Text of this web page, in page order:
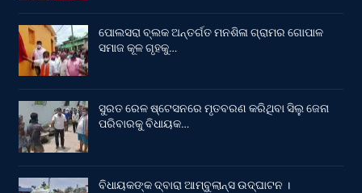
ପୋଲସରା ବ୍ଲକ ଅନ୍ତର୍ଗତ ମନଶିଳା ଗ୍ରାମର ଗୋପାଳ
ସମାଜ କୂଳ ଗୃହକୁ…
ସୁରତ ରେଳ ଷ୍ଟେସନରେ ମୃତବରଣ କରିଥିବା ସିଲୁ ଜେନା
ପରିବାରକୁ ବିଧାୟକ…
ବିଧାୟକଙ୍କ ଦ୍ବାରା ଆମ୍ବୁଲାନ୍ସ ଉଦ୍‌ଘାଟନ ।